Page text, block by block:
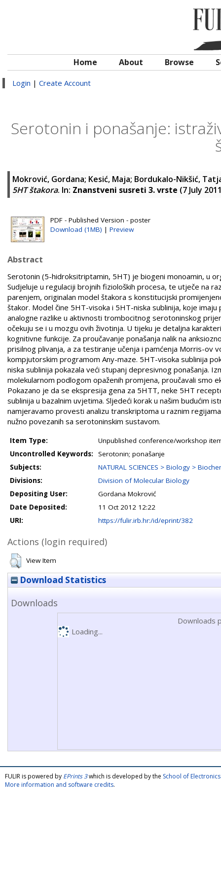
Home About Browse
Login | Create Account
Serotonin i ponašanje:
Mokrović, Gordana; Kesić, Maja; Bordukalo-Nikšić,
5HT štakora. In: Znanstveni susreti 3. vrste (7 July
PDF - Published Version - poster
Download (1MB) | Preview
Abstract
Serotonin (5-hidroksitriptamin, 5HT) je biogeni monoamin, u
Sudjeluje u regulaciji brojnih fizioloških procesa, te utječe na
parenjem, originalan model štakora s konstitucijski
štakor. Model čine 5HT-visoka i 5HT-niska sublinija, koje
analogne razlike u aktivnosti trombocitnog serotoninskog
očekuju se i u mozgu ovih životinja. U tijeku je detaljna
kognitivne funkcije. Za proučavanje ponašanja nalik na
prisilnog plivanja, a za testiranje učenja i pamćenja Morris-ov
kompjutorskim programom Any-maze. 5HT-visoka sublinija
niska sublinija pokazala veći stupanj depresivnog ponašanja.
molekularnom podlogom opaženih promjena, proučavali smo
Pokazano je da se ekspresija gena za 5HTT, neke 5HT
sublinija u bazalnim uvjetima. Sljedeći korak u našim budućim
namjeravamo provesti analizu transkriptoma u raznim
nužno povezanih sa serotoninskim sustavom.
Item Type:
Unpublished conference/workshop
Uncontrolled Keywords:
Serotonin; ponašanje
Subjects:
NATURAL SCIENCES > Biology >
Divisions:
Division of Molecular Biology
Depositing User:
Gordana Mokrović
Date Deposited:
11 Oct 2012 12:22
URI:
https://fulir.irb.hr:/id/eprint/382
Actions (login required)
View Item
Download Statistics
Downloads
Downloads
Loading...
FULIR is powered by EPrints 3which is developed by the School of
More information and software credits.